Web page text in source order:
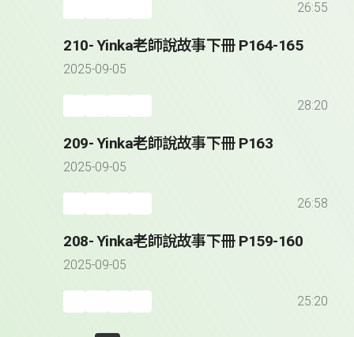
26:55
210- Yinka老師說故事下冊 P164-165
2025-09-05
28:20
209- Yinka老師說故事下冊 P163
2025-09-05
26:58
208- Yinka老師說故事下冊 P159-160
2025-09-05
25:20